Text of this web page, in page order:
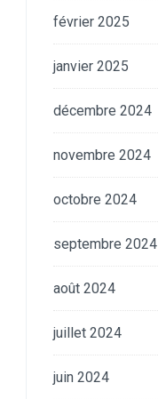
février 2025
janvier 2025
décembre 2024
novembre 2024
octobre 2024
septembre 2024
août 2024
juillet 2024
juin 2024